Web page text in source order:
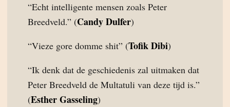
“Echt intelligente mensen zoals Peter
Breedveld.” (Candy Dulfer)
“Vieze gore domme shit” (Tofik Dibi)
“Ik denk dat de geschiedenis zal uitmaken dat
Peter Breedveld de Multatuli van deze tijd is.”
(Esther Gasseling)